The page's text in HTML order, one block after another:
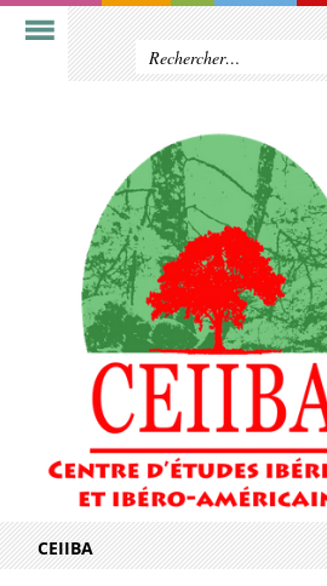
CEIIBA